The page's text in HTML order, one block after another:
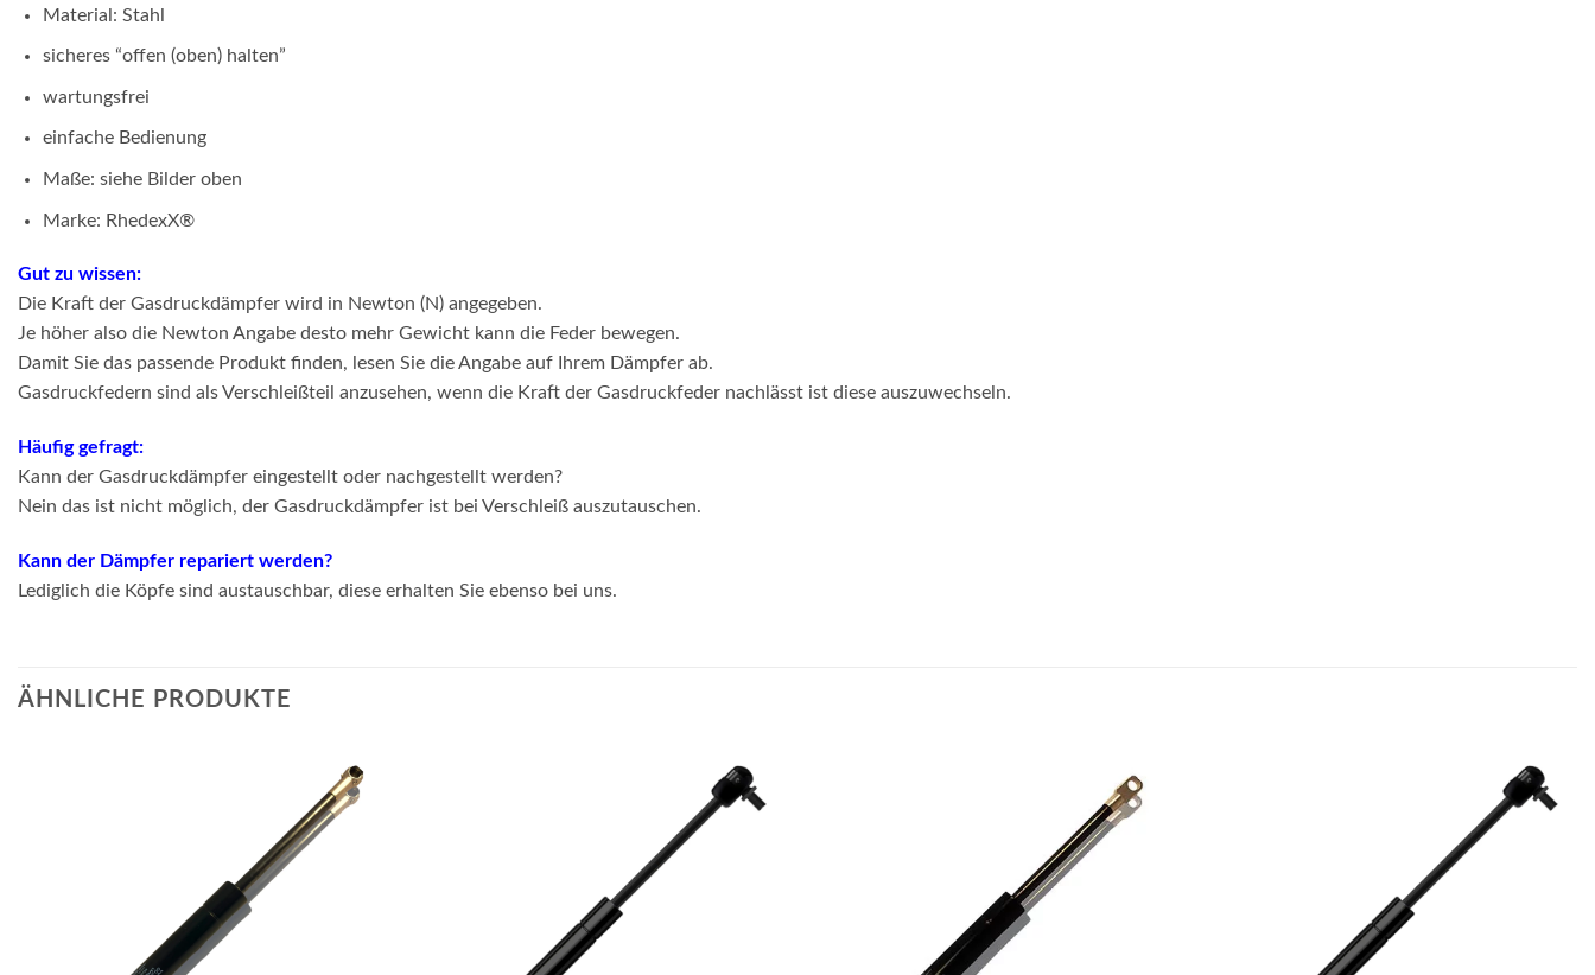
Material: Stahl
sicheres “offen (oben) halten”
wartungsfrei
einfache Bedienung
Maße: siehe Bilder oben
Marke: RhedexX®
Gut zu wissen:
Die Kraft der Gasdruckdämpfer wird in Newton (N) angegeben.
Je höher also die Newton Angabe desto mehr Gewicht kann die Feder bewegen.
Damit Sie das passende Produkt finden, lesen Sie die Angabe auf Ihrem Dämpfer ab.
Gasdruckfedern sind als Verschleißteil anzusehen, wenn die Kraft der Gasdruckfeder nachlässt ist diese auszuwechseln.
Häufig gefragt:
Kann der Gasdruckdämpfer eingestellt oder nachgestellt werden?
Nein das ist nicht möglich, der Gasdruckdämpfer ist bei Verschleiß auszutauschen.
Kann der Dämpfer repariert werden?
Lediglich die Köpfe sind austauschbar, diese erhalten Sie ebenso bei uns.
ÄHNLICHE PRODUKTE